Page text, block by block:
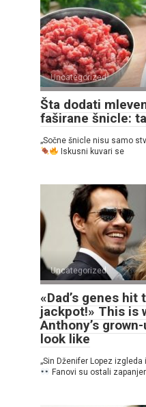
Uncategorized
Šta dodati
faširane šnicle:
„Sočne šnicle nisu samo
Iskusni kuvari se
Uncategorized
«Dad’s genes
jackpot!» This is
Anthony’s
look like
„Sin Dženifer Lopez
Fanovi su ostali